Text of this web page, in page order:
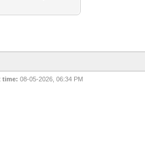
time: 08-05-2026, 06:34 PM